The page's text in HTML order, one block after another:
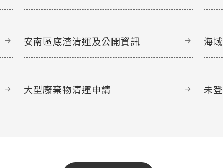
安南區底渣清運及公開資訊 海
大型廢棄物清運申請 未